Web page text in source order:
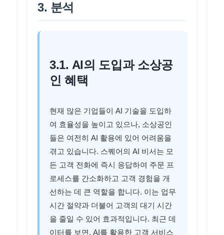
3. 분석
3.1. AI의 도입과 소상공
인 혜택
현재 많은 기업들이 AI 기술을 도입하
여 효율성을 높이고 있으나, 소상공인
들은 여전히 AI 활용에 있어 어려움을
겪고 있습니다. 스퀘어의 AI 비서는 모
든 고객 전화에 즉시 응답하여 주문 프
로세스를 간소화하고 고객 경험을 개
선하는 데 큰 역할을 합니다. 이는 업무
시간 절약과 더불어 고객의 대기 시간
을 줄일 수 있어 효과적입니다. 최근 데
이터를 보면, AI를 활용한 고객 서비스